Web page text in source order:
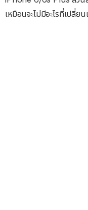
เหมือนจะไม่มีอะไรที่เปลี่ย